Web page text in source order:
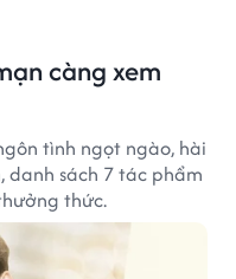
càng xem
tình ngọt ngào, hài
sách 7 tác phẩm
thức.